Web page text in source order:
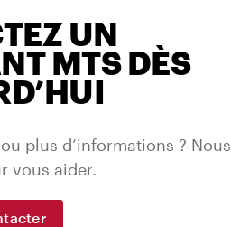
UN
MTS DÈS
plus d’informations ? Nous
vous aider.